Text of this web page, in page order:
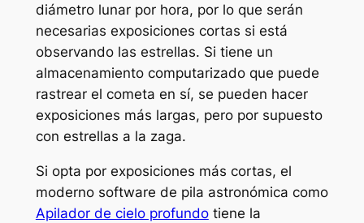
diámetro lunar por hora, por lo que serán
necesarias exposiciones cortas si está
observando las estrellas. Si tiene un
almacenamiento computarizado que puede
rastrear el cometa en sí, se pueden hacer
exposiciones más largas, pero por supuesto
con estrellas a la zaga.
Si opta por exposiciones más cortas, el
moderno software de pila astronómica como
Apilador de cielo profundotiene la